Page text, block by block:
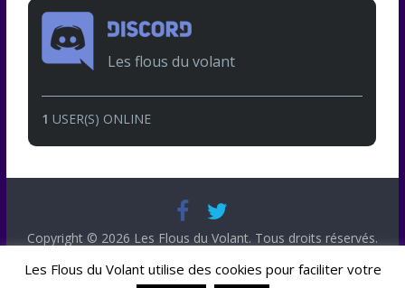
Les flous du volant
1 USER(S) ONLINE
Copyright © 2026 Les Flous du Volant. Tous droits réservés.
Les Flous du Volant utilise des cookies pour faciliter votre